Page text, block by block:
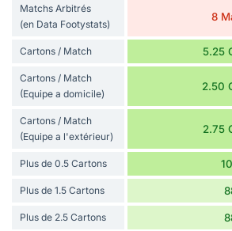
Matchs Arbitrés
(en Data Footystats)
8
Cartons / Match 5.25
Cartons / Match
(Equipe a domicile)
2.50
Cartons / Match
(Equipe a l'extérieur)
2.75
Plus de 0.5 Cartons
Plus de 1.5 Cartons
Plus de 2.5 Cartons